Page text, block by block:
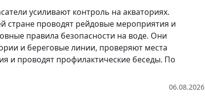
усиливают контроль на акваториях.
стране проводят рейдовые мероприятия и
правила безопасности на воде. Они
и береговые линии, проверяют места
и проводят профилактические беседы. По
06.08.2026